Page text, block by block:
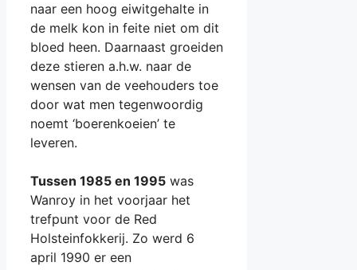
naar een hoog eiwitgehalte in
de melk kon in feite niet om dit
bloed heen. Daarnaast groeiden
deze stieren a.h.w. naar de
wensen van de veehouders toe
door wat men tegenwoordig
noemt ‘boerenkoeien’ te
leveren.
Tussen 1985 en 1995 was
Wanroy in het voorjaar het
trefpunt voor de Red
Holsteinfokkerij. Zo werd 6
april 1990 er een